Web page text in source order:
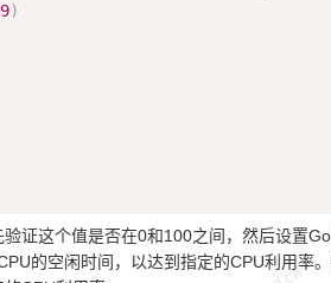
)
证这个值是否在0和100之间，然后设置
的空闲时间，以达到指定的CPU利用率